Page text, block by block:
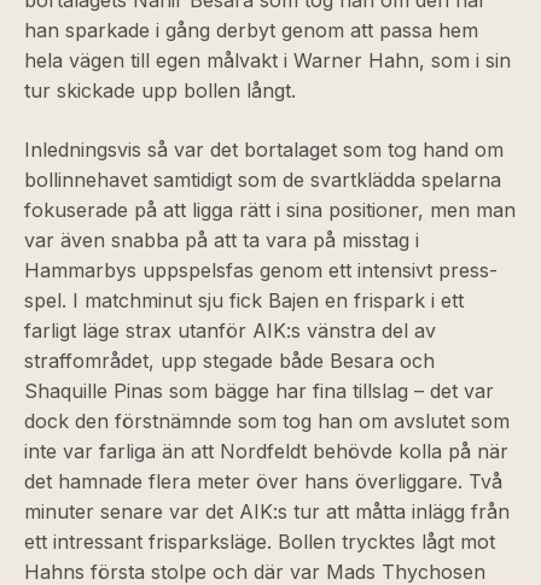
han sparkade i gång derbyt genom att passa hem
hela vägen till egen målvakt i Warner Hahn, som i sin
tur skickade upp bollen långt.
Inledningsvis så var det bortalaget som tog hand om
bollinnehavet samtidigt som de svartklädda spelarna
fokuserade på att ligga rätt i sina positioner, men man
var även snabba på att ta vara på misstag i
Hammarbys uppspelsfas genom ett intensivt press-
spel. I matchminut sju fick Bajen en frispark i ett
farligt läge strax utanför AIK:s vänstra del av
straffområdet, upp stegade både Besara och
Shaquille Pinas som bägge har fina tillslag – det var
dock den förstnämnde som tog han om avslutet som
inte var farliga än att Nordfeldt behövde kolla på när
det hamnade flera meter över hans överliggare. Två
minuter senare var det AIK:s tur att måtta inlägg från
ett intressant frisparksläge. Bollen trycktes lågt mot
Hahns första stolpe och där var Mads Thychosen